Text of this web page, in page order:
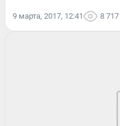
9 марта, 2017, 12:41 8 717